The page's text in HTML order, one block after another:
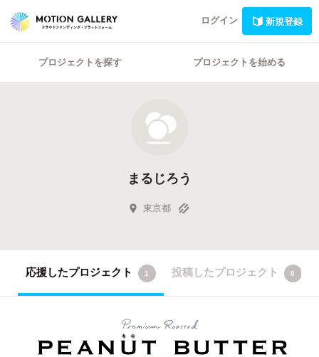
ログイン 新規登録
プロジェクトを探す プロジェクトを始める
まるじろう
東京都
応援したプロジェクト 1 投稿したプロジェクト 0